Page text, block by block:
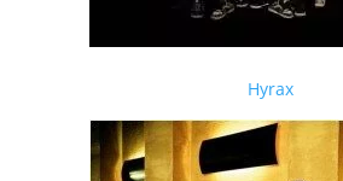
Hyrax